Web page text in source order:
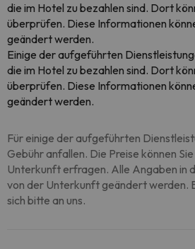
die im Hotel zu bezahlen sind. Dort
überprüfen. Diese Informationen
geändert werden.
Einige der aufgeführten
die im Hotel zu bezahlen sind. Dort
überprüfen. Diese Informationen
geändert werden.
Für einige der aufgeführten
Gebühr anfallen. Die Preise können
Unterkunft erfragen. Alle Angaben in
von der Unterkunft geändert werden.
sich bitte an uns.